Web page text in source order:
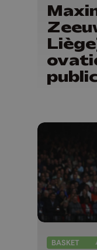
BASKET